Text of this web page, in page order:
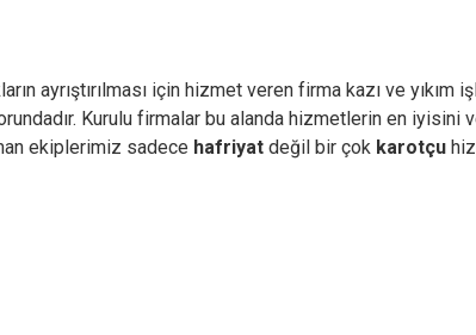
ayrıştırılması için hizmet veren firma kazı ve
Kurulu firmalar bu alanda hizmetlerin en iyisini
ekiplerimiz sadece hafriyat değil bir çok karotçu